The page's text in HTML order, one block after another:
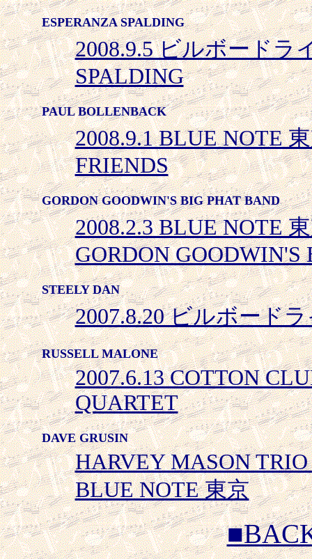
ESPERANZA SPALDING
2008.9.5 ビルボードラ
SPALDING
PAUL BOLLENBACK
2008.9.1 BLUE NOTE
FRIENDS
GORDON GOODWIN'S BIG PHAT BAND
2008.2.3 BLUE NOTE
GORDON GOODWIN'S
STEELY DAN
2007.8.20 ビルボード
RUSSELL MALONE
2007.6.13 COTTON
QUARTET
DAVE GRUSIN
HARVEY MASON
BLUE NOTE 東京